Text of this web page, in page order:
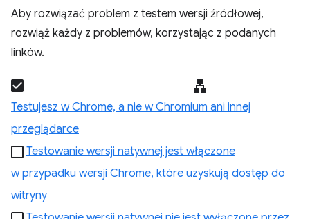
Aby rozwiązać problem z testem wersji źródłowej,
rozwiąż każdy z problemów, korzystając z podanych
linków.
Testujesz w Chrome, a nie w Chromium ani innej
przeglądarce
Testowanie wersji natywnej jest włączone
w przypadku wersji Chrome, które uzyskują dostęp do
witryny